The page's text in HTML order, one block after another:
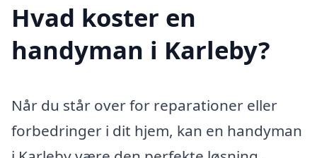
Hvad koster en
handyman i Karleby?
Når du står over for reparationer eller
forbedringer i dit hjem, kan en handyman